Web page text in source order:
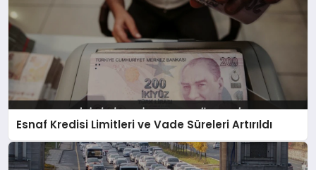
Esnaf Kredisi Limitleri ve Vade Süreleri Artırıldı